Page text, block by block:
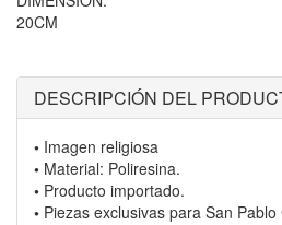
20CM
DESCRIPCIÓN DEL
• Imagen religiosa
• Material: Poliresina.
• Producto importado.
• Piezas exclusivas para San Pablo